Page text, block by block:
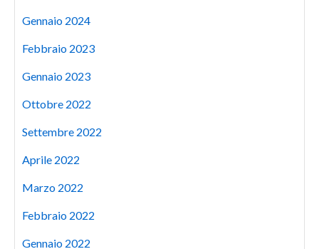
Gennaio 2024
Febbraio 2023
Gennaio 2023
Ottobre 2022
Settembre 2022
Aprile 2022
Marzo 2022
Febbraio 2022
Gennaio 2022